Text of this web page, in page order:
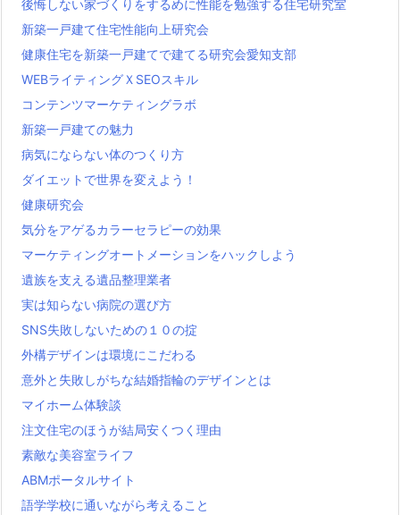
後悔しない家づくりをするめに性能を勉強する住宅研究室
新築一戸建て住宅性能向上研究会
健康住宅を新築一戸建てで建てる研究会愛知支部
WEBライティングＸSEOスキル
コンテンツマーケティングラボ
新築一戸建ての魅力
病気にならない体のつくり方
ダイエットで世界を変えよう！
健康研究会
気分をアゲるカラーセラピーの効果
マーケティングオートメーションをハックしよう
遺族を支える遺品整理業者
実は知らない病院の選び方
SNS失敗しないための１０の掟
外構デザインは環境にこだわる
意外と失敗しがちな結婚指輪のデザインとは
マイホーム体験談
注文住宅のほうが結局安くつく理由
素敵な美容室ライフ
ABMポータルサイト
語学学校に通いながら考えること